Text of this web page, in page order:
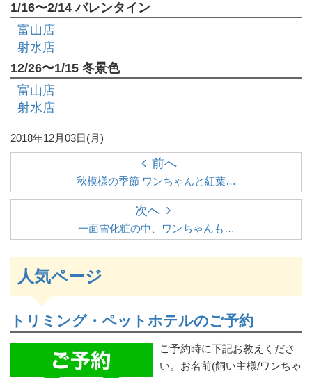
1/16〜2/14 バレンタイン
富山店
射水店
12/26〜1/15 冬景色
富山店
射水店
2018年12月03日(月)
前へ
秋模様の季節 ワンちゃんと紅葉…
次へ
一面雪化粧の中、ワンちゃんも…
人気ページ
トリミング・ペットホテルのご予約
ご予約時に下記お教えくださ
い。お名前(飼い主様/ワンちゃ